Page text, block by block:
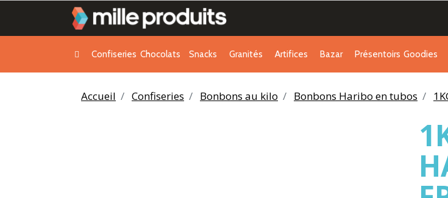
Confiseries Chocolats Snacks Granités Artifices Bazar Présentoirs Goodies
Accueil Confiseries Bonbons au kilo Bonbons Haribo en tubos